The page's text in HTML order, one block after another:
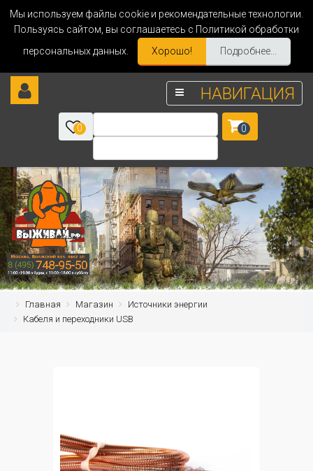
Мы используем файлы cookie и рекомендательные технологии.
Пользуясь сайтом, вы соглашаетесь с Политикой обработки
персональных данных.
Хорошо! Подробнее...
НАВИГАЦИЯ
0 0
Главная Магазин
Источники энергии
Кабеля и переходники USB